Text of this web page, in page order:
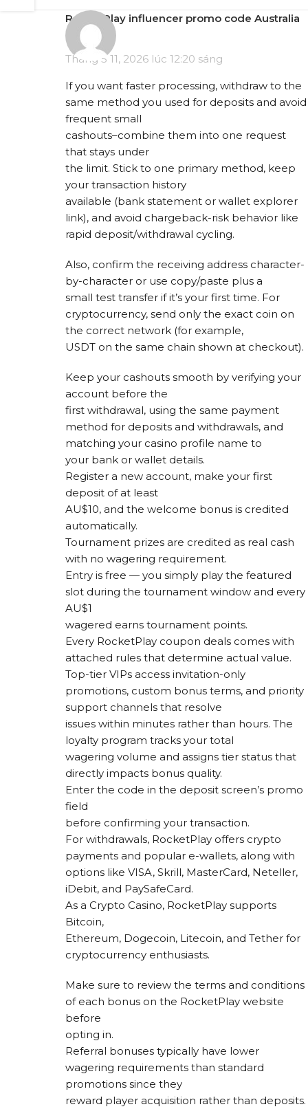
RocketPlay influencer promo code Australia
viết:
Tháng 5 11, 2026 lúc 12:20 sáng
If you want faster processing, withdraw to the
same method you used for deposits and avoid
frequent small
cashouts–combine them into one request
that stays under
the limit. Stick to one primary method, keep
your transaction history
available (bank statement or wallet explorer
link), and avoid chargeback-risk behavior like
rapid deposit/withdrawal cycling.
Also, confirm the receiving address character-
by-character or use copy/paste plus a
small test transfer if it’s your first time. For
cryptocurrency, send only the exact coin on
the correct network (for example,
USDT on the same chain shown at checkout).
Keep your cashouts smooth by verifying your
account before the
first withdrawal, using the same payment
method for deposits and withdrawals, and
matching your casino profile name to
your bank or wallet details.
Register a new account, make your first
deposit of at least
AU$10, and the welcome bonus is credited
automatically.
Tournament prizes are credited as real cash
with no wagering requirement.
Entry is free — you simply play the featured
slot during the tournament window and every
AU$1
wagered earns tournament points.
Every RocketPlay coupon deals comes with
attached rules that determine actual value.
Top-tier VIPs access invitation-only
promotions, custom bonus terms, and priority
support channels that resolve
issues within minutes rather than hours. The
loyalty program tracks your total
wagering volume and assigns tier status that
directly impacts bonus quality.
Enter the code in the deposit screen’s promo
field
before confirming your transaction.
For withdrawals, RocketPlay offers crypto
payments and popular e-wallets, along with
options like VISA, Skrill, MasterCard, Neteller,
iDebit, and PaySafeCard.
As a Crypto Casino, RocketPlay supports
Bitcoin,
Ethereum, Dogecoin, Litecoin, and Tether for
cryptocurrency enthusiasts.
Make sure to review the terms and conditions
of each bonus on the RocketPlay website
before
opting in.
Referral bonuses typically have lower
wagering requirements than standard
promotions since they
reward player acquisition rather than deposits.